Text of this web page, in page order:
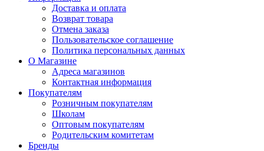
Доставка и оплата
Возврат товара
Отмена заказа
Пользовательское соглашение
Политика персональных данных
О Магазине
Адреса магазинов
Контактная информация
Покупателям
Розничным покупателям
Школам
Оптовым покупателям
Родительским комитетам
Бренды